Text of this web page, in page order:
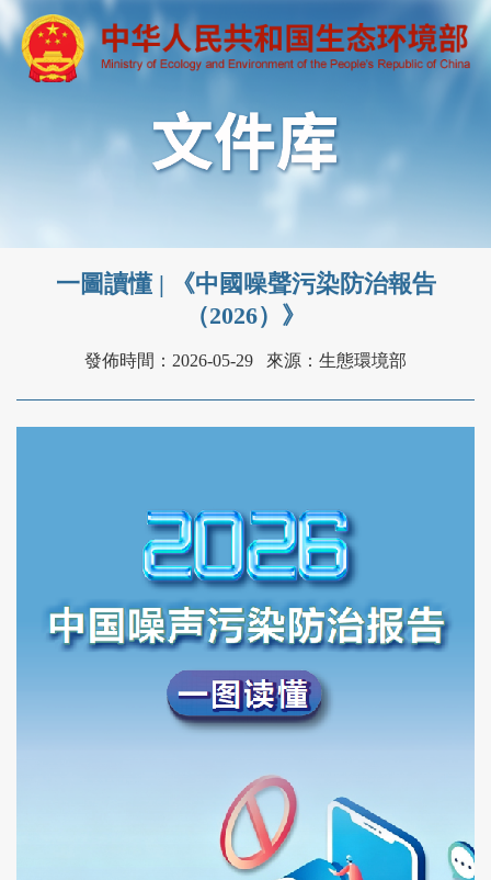
一圖讀懂 | 《中國噪聲污染防治報告
（2026）》
發佈時間：2026-05-29 來源：生態環境部